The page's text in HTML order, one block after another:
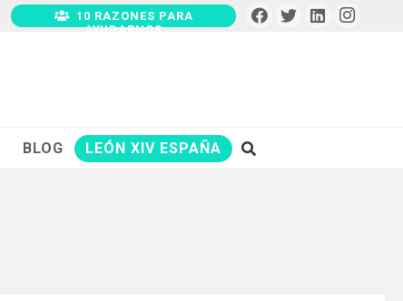
10 RAZONES PARA
AYUDARNOS
BLOG LEÓN XIV ESPAÑA